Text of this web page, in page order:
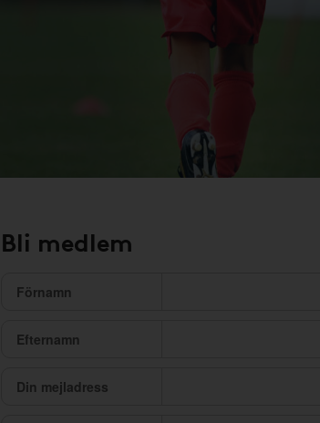
Bli medlem
Förnamn
Efternamn
Din mejladress